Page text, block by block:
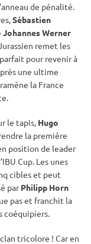
anneau de pénalité.
Sébastien
Johannes Werner
remet les
pour revenir à
une ultime
ramène la France
le tapis, Hugo
la première
position de leader
IBU Cup. Les unes
cibles et peut
parPhilipp Horn
pas et franchit la
coéquipiers.
tricolore ! Car en